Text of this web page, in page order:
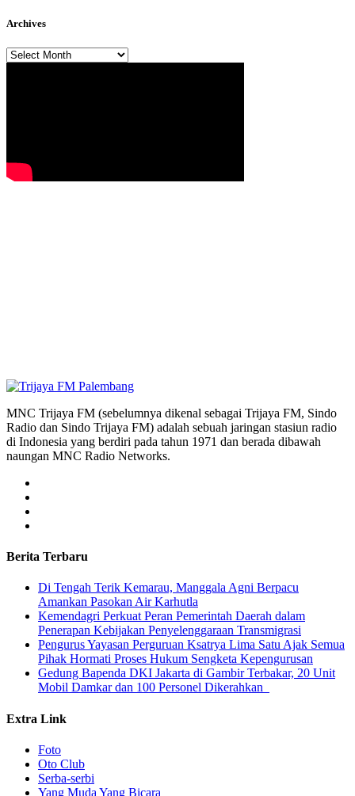
Archives
Archives
MNC Trijaya FM (sebelumnya dikenal sebagai Trijaya FM, Sindo
Radio dan Sindo Trijaya FM) adalah sebuah jaringan stasiun radio
di Indonesia yang berdiri pada tahun 1971 dan berada dibawah
naungan MNC Radio Networks.
Berita Terbaru
​Di Tengah Terik Kemarau, Manggala Agni Berpacu
Amankan Pasokan Air Karhutla
Kemendagri Perkuat Peran Pemerintah Daerah dalam
Penerapan Kebijakan Penyelenggaraan Transmigrasi
Pengurus Yayasan Perguruan Ksatrya Lima Satu Ajak Semua
Pihak Hormati Proses Hukum Sengketa Kepengurusan
Gedung Bapenda DKI Jakarta di Gambir Terbakar, 20 Unit
Mobil Damkar dan 100 Personel Dikerahkan
Extra Link
Foto
Oto Club
Serba-serbi
Yang Muda Yang Bicara